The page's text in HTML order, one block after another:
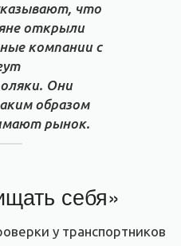
что
открыли
компании с
Они
образом
рынок.
себя»
у транспортников